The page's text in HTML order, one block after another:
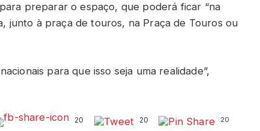
preparar o espaço, que poderá ficar “na
junto à praça de touros, na Praça de Touros ou
para que isso seja uma realidade”,
20 20 20